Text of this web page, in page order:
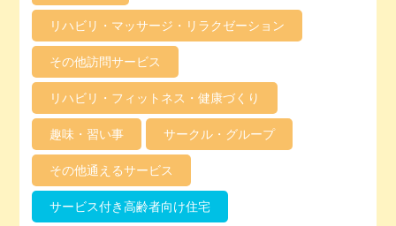
リハビリ・マッサージ・リラクゼーション
その他訪問サービス
リハビリ・フィットネス・健康づくり
趣味・習い事 サークル・グループ
その他通えるサービス
サービス付き高齢者向け住宅